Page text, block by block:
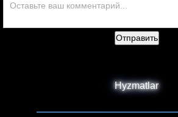
Отправить
Hyzmatlar